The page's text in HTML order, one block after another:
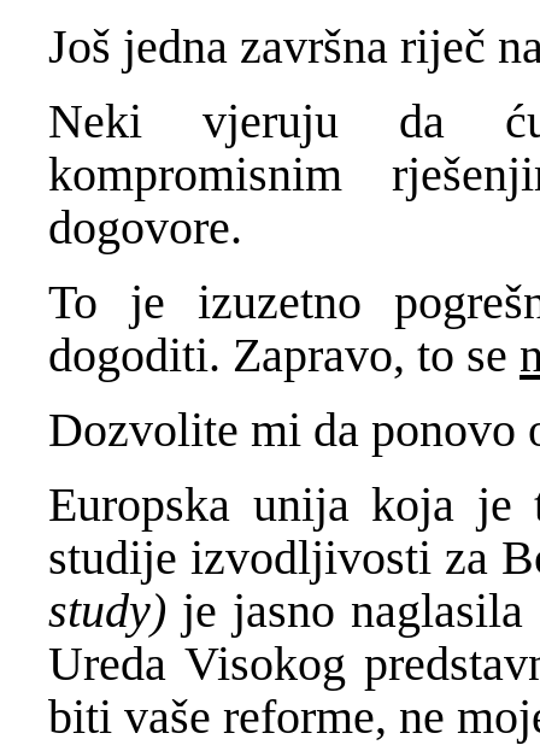
Još jedna završna riječ
Neki vjeruju da
kompromisnim
dogovore.
To je izuzetno
dogoditi. Zapravo, to se
Dozvolite mi da ponovo
Europska unija koja je
studije izvodljivosti za
study) je jasno
Ureda Visokog
biti vaše reforme, ne